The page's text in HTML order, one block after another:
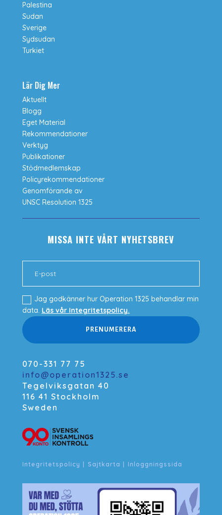
Palestina
Sudan
Sverige
Sydsudan
Turkiet
Lär Dig Mer
Aktuellt
Blogg
Eget Material
Rekommendationer
Verktyg
Publikationer
Stödmedlemskap
Policyrekommendationer
Genomförande av
UNSC Resolution 1325
MISSA INTE VÅRT NYHETSBREV
Jag godkänner hur Operation 1325 behandlar min
data. Läs vår Integritetspolicy.
PRENUMERERA
070-331 77 75
info@operation1325.se
Tegelviksgatan 40
116 41 Stockholm
Sweden
Integritetspolicy | Sajtkarta | Inloggningssida